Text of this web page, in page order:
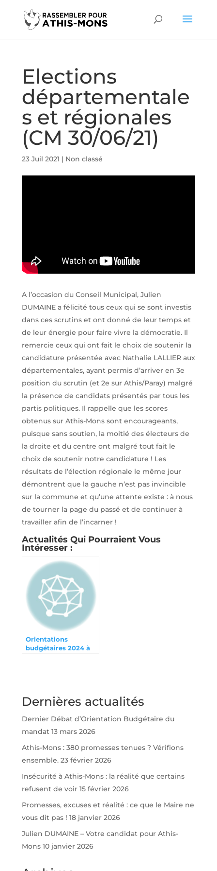
Elections
départementale
s et régionales
(CM 30/06/21)
23 Juil 2021 | Non classé
A l’occasion du Conseil Municipal, Julien
DUMAINE a félicité tous ceux qui se sont investis
dans ces scrutins et ont donné de leur temps et
de leur énergie pour faire vivre la démocratie. Il
remercie ceux qui ont fait le choix de soutenir la
candidature présentée avec Nathalie LALLIER aux
départementales, ayant permis d’arriver en 3e
position du scrutin (et 2e sur Athis/Paray) malgré
la présence de candidats présentés par tous les
partis politiques. Il rappelle que les scores
obtenus sur Athis-Mons sont encourageants,
puisque sans soutien, la moitié des électeurs de
la droite et du centre ont malgré tout fait le
choix de soutenir notre candidature ! Les
résultats de l’élection régionale le même jour
démontrent que la gauche n’est pas invincible
sur la commune et qu’une attente existe : à nous
de tourner la page du passé et de continuer à
travailler afin de l’incarner !
Actualités Qui Pourraient Vous
Intéresser :
Orientations
budgétaires 2024 à
Dernières actualités
Dernier Débat d’Orientation Budgétaire du
mandat 13 mars 2026
Athis-Mons : 380 promesses tenues ? Vérifions
ensemble. 23 février 2026
Insécurité à Athis-Mons : la réalité que certains
refusent de voir 15 février 2026
Promesses, excuses et réalité : ce que le Maire ne
vous dit pas ! 18 janvier 2026
Julien DUMAINE – Votre candidat pour Athis-
Mons 10 janvier 2026